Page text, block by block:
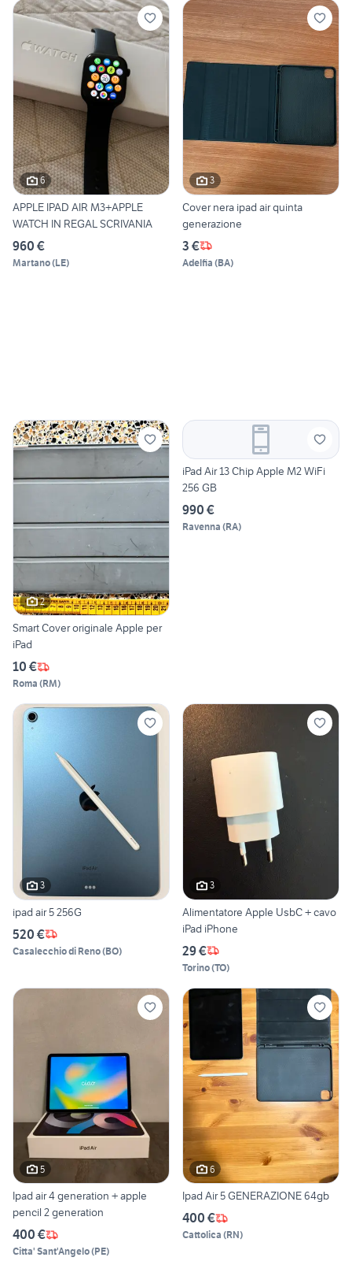
6
APPLE IPAD AIR M3+APPLE
WATCH IN REGAL SCRIVANIA
960 €
Martano(LE)
3
Cover nera ipad air quinta
generazione
3 €
Adelfia (BA)
2
Smart Cover originale Apple per
iPad
10 €
Roma (RM)
iPad Air 13 Chip Apple M2 WiFi
256 GB
990 €
Ravenna (RA)
3
ipad air 5 256G
520 €
Casalecchio di Reno(BO)
3
Alimentatore Apple UsbC + cavo
iPad iPhone
29 €
Torino(TO)
5
Ipad air 4 generation + apple
pencil 2 generation
400 €
Citta' Sant'Angelo(PE)
6
Ipad Air 5 GENERAZIONE 64gb
400 €
Cattolica (RN)